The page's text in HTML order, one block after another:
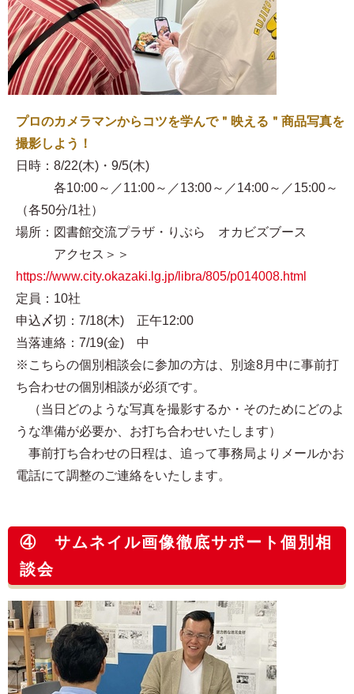
プロのカメラマンからコツを学んで＂映える＂商品写真を
撮影しよう！
日時：8/22(木)・9/5(木)
各10:00～／11:00～／13:00～／14:00～／15:00～
（各50分/1社）
場所：図書館交流プラザ・りぶら オカビズブース
アクセス＞＞
https://www.city.okazaki.lg.jp/libra/805/p014008.html
定員：10社
申込〆切：7/18(木) 正午12:00
当落連絡：7/19(金) 中
※こちらの個別相談会に参加の方は、別途8月中に事前打
ち合わせの個別相談が必須です。
（当日どのような写真を撮影するか・そのためにどのよ
うな準備が必要か、お打ち合わせいたします）
事前打ち合わせの日程は、追って事務局よりメールかお
電話にて調整のご連絡をいたします。
④ サムネイル画像徹底サポート個別相
談会